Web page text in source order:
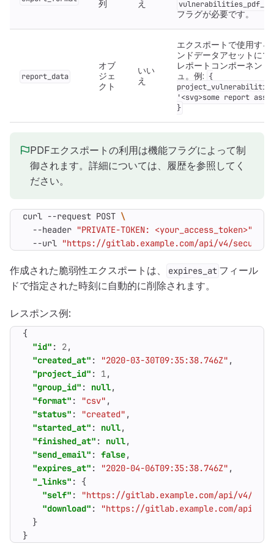
列 え
フラグが必要です。
report_data
オブ
ジェ
クト
いい
え
エクスポートで使用する
ンドデータアセットにマ
レポートコンポーネント
ュ。例: {
'<svg>some report
}
PDFエクスポートの利用は機能フラグによって制
御されます。詳細については、履歴を参照してく
ださい。
curl --request POST
  --header
"PRIVATE-TOKEN: <your_access_token>"
  --url
"https://gitlab.example.com/api/v4/
作成された脆弱性エクスポートは、 expires_at フィール
ドで指定された時刻に自動的に削除されます。
レスポンス例:
{
"id" : 2,
"created_at" : "2020-03-30T09:35:38.746Z" ,
"project_id" : 1,
"group_id" : null,
"format" : "csv" ,
"status" : "created" ,
"started_at" : null,
"finished_at" : null,
"send_email" : false,
"expires_at" : "2020-04-06T09:35:38.746Z" ,
"_links" :
{
"self" :
"https://gitlab.example.com/api/v4/
"download" :
"https://gitlab.example.com/api/
}
}